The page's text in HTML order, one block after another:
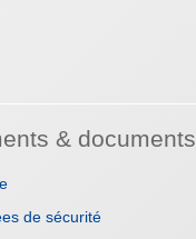
& documents
de sécurité